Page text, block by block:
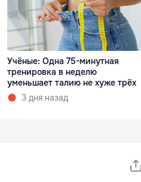
Учёные: Одна 75-минутная
тренировка в неделю
уменьшает талию не хуже трёх
3 дня назад